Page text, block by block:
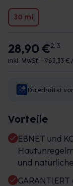
30 ml
28,90 €2, 3
inkl. MwSt. • 963,33 € / l
Du erhältst
Vorteile
EBNET und
und